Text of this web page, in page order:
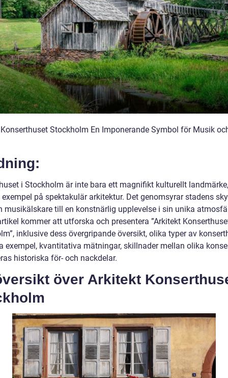
Stockholm En Imponerande Symbol för Musik
i Stockholm är inte bara ett magnifikt kulturellt
exempel på spektakulär arkitektur. Det genomsyrar stadens
musikälskare till en konstnärlig upplevelse i sin unika
kommer att utforska och presentera ”Arkitekt
inklusive dess övergripande översikt, olika typer av
exempel, kvantitativa mätningar, skillnader mellan olika
historiska för- och nackdelar.
över Arkitekt